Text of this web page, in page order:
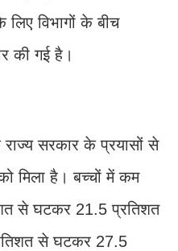
लिए विभागों के बीच
की गई है।
सरकार के प्रयासों से
मिला है। बच्चों में कम
से घटकर 21.5 प्रतिशत
से घटकर 27.5